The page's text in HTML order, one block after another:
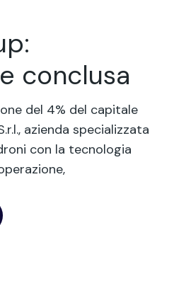
conclusa
del 4% del capitale
azienda specializzata
con la tecnologia